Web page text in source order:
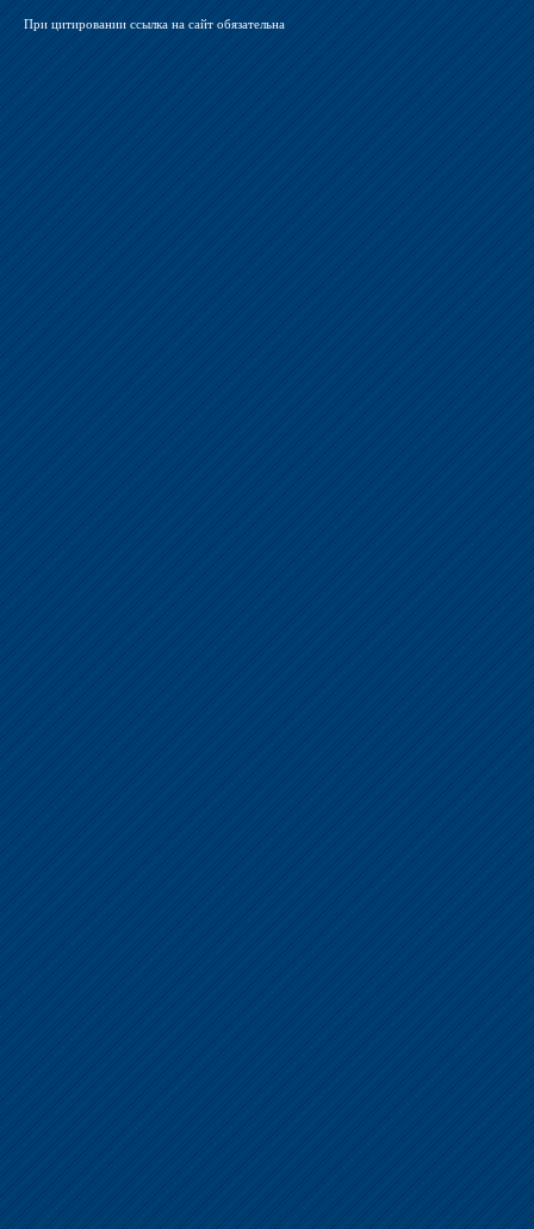
При цитировании ссылка на сайт обязательна